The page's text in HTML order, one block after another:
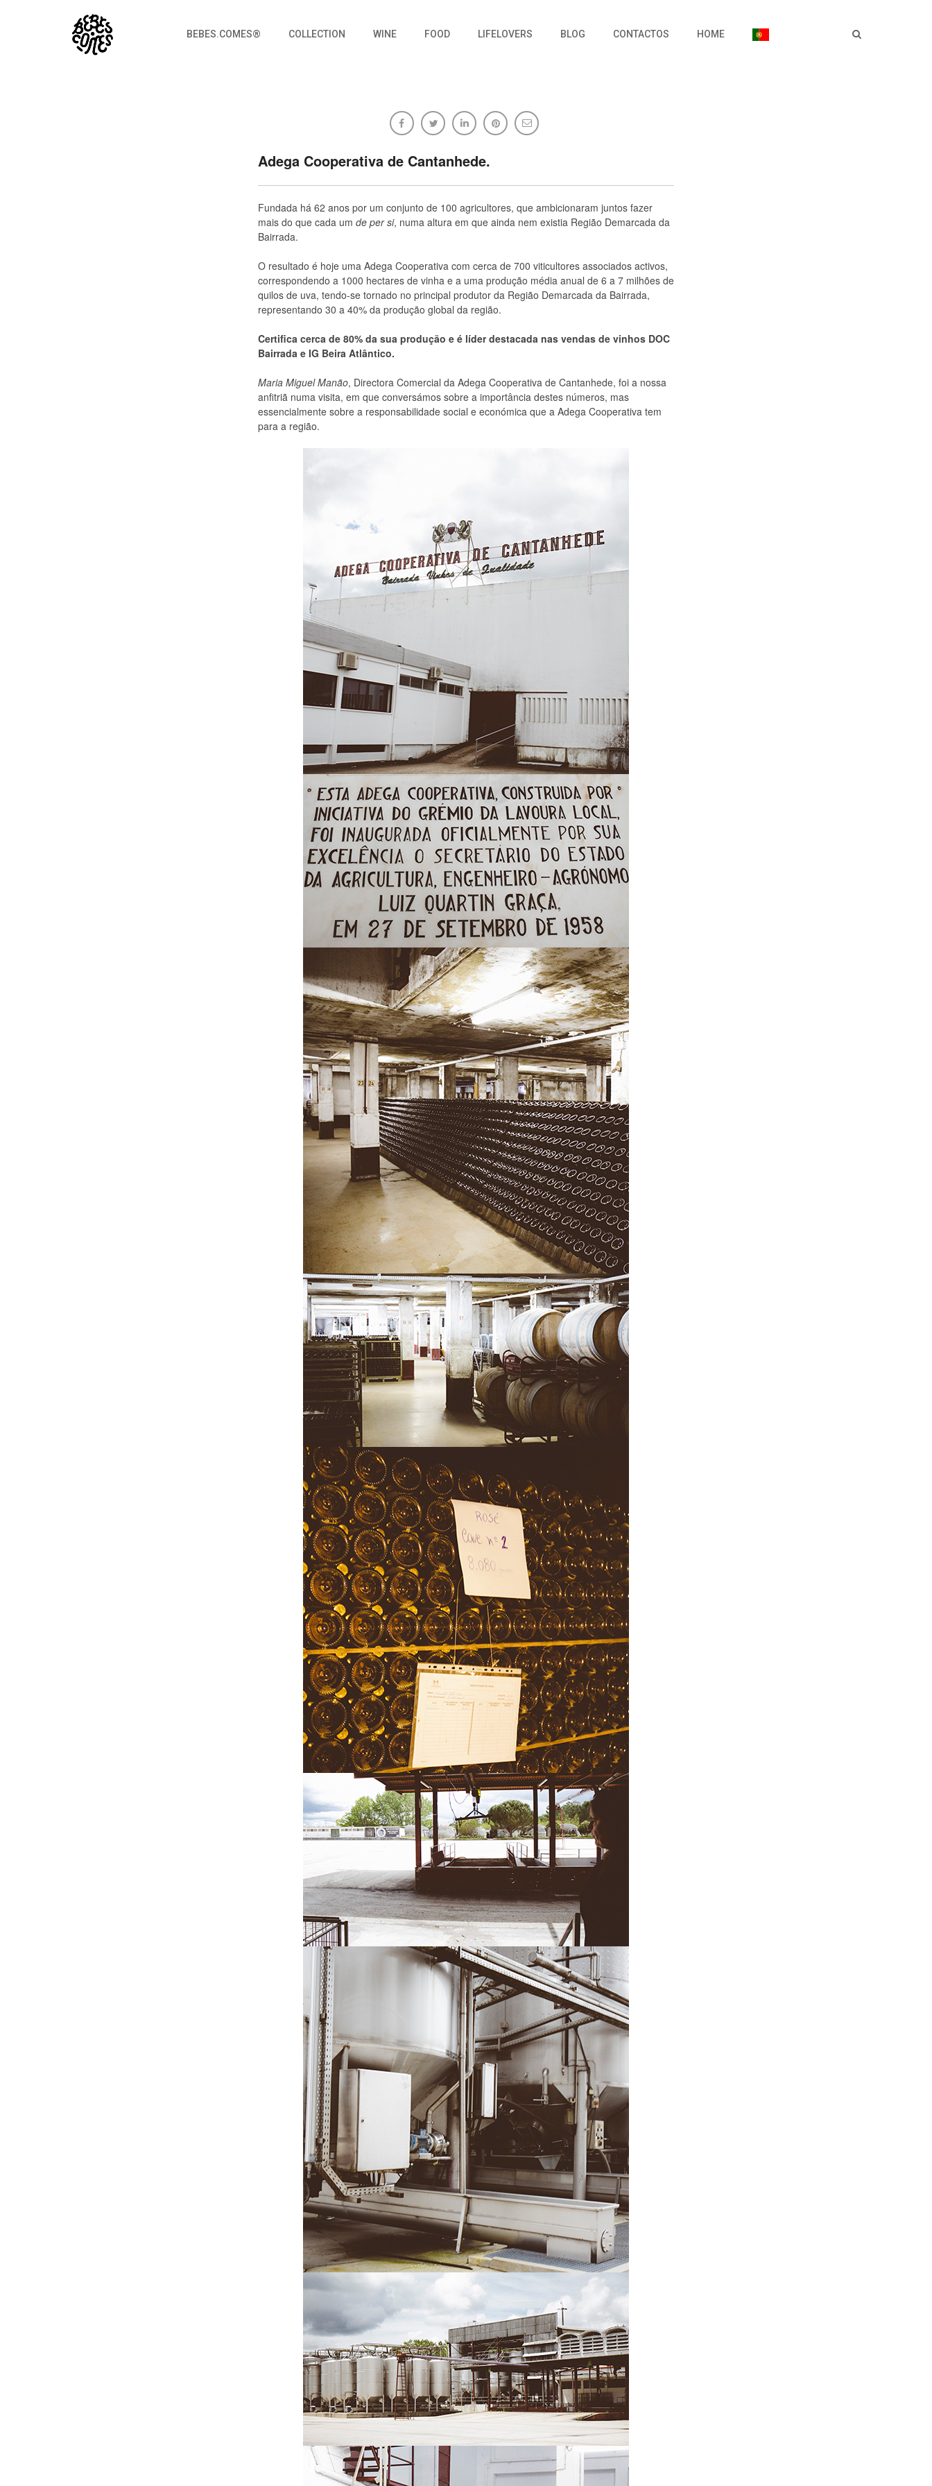
BEBES.COMES® COLLECTION WINE FOOD LIFELOVERS BLOG CONTACTOS HOME
Adega Cooperativa de Cantanhede.
Fundada há 62 anos por um conjunto de 100 agricultores, que ambicionaram juntos fazer
mais do que cada um de per si, numa altura em que ainda nem existia Região Demarcada da
Bairrada.
O resultado é hoje uma Adega Cooperativa com cerca de 700 viticultores associados activos,
correspondendo a 1000 hectares de vinha e a uma produção média anual de 6 a 7 milhões de
quilos de uva, tendo-se tornado no principal produtor da Região Demarcada da Bairrada,
representando 30 a 40% da produção global da região.
Certifica cerca de 80% da sua produção e é líder destacada nas vendas de vinhos DOC
Bairrada e IG Beira Atlântico.
Maria Miguel Manão, Directora Comercial da Adega Cooperativa de Cantanhede, foi a nossa
anfitriã numa visita, em que conversámos sobre a importância destes números, mas
essencialmente sobre a responsabilidade social e económica que a Adega Cooperativa tem
para a região.